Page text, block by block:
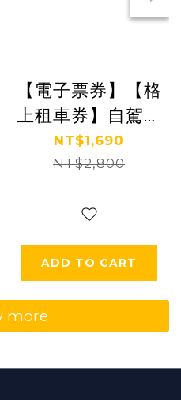
【電子票券】【格
上租車券】自駕台
灣玩透透(送450
元安心免責) Ⓕ
NT$1,690
NT$2,800
ADD TO CART
more